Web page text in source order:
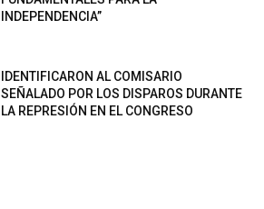
INDEPENDENCIA”
IDENTIFICARON AL COMISARIO
SEÑALADO POR LOS DISPAROS DURANTE
LA REPRESIÓN EN EL CONGRESO